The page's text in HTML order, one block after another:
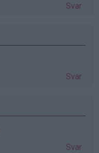
Svar
Svar
Svar